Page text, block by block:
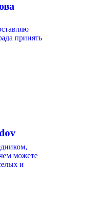
принять
можете
и